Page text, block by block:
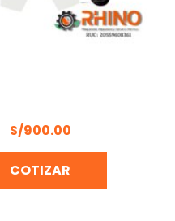
S/900.00
COTIZAR